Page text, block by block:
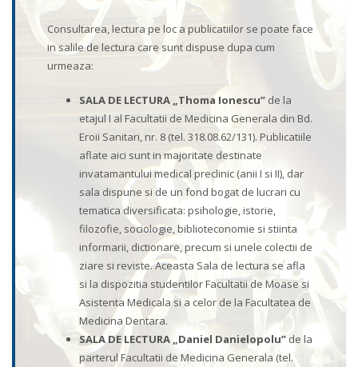
Consultarea, lectura pe loc a publicatiilor se poate face
in salile de lectura care sunt dispuse dupa cum
urmeaza:
SALA DE LECTURA „Thoma Ionescu” de la
etajul I al Facultatii de Medicina Generala din Bd.
Eroii Sanitari, nr. 8 (tel. 318.08.62/131). Publicatiile
aflate aici sunt in majoritate destinate
invatamantului medical preclinic (anii I si II), dar
sala dispune si de un fond bogat de lucrari cu
tematica diversificata: psihologie, istorie,
filozofie, sociologie, biblioteconomie si stiinta
informarii, dictionare, precum si unele colectii de
ziare si reviste. Aceasta Sala de lectura se afla
si la dispozitia studentilor Facultatii de Moase si
Asistenta Medicala si a celor de la Facultatea de
Medicina Dentara.
SALA DE LECTURA „Daniel Danielopolu” de la
parterul Facultatii de Medicina Generala (tel.